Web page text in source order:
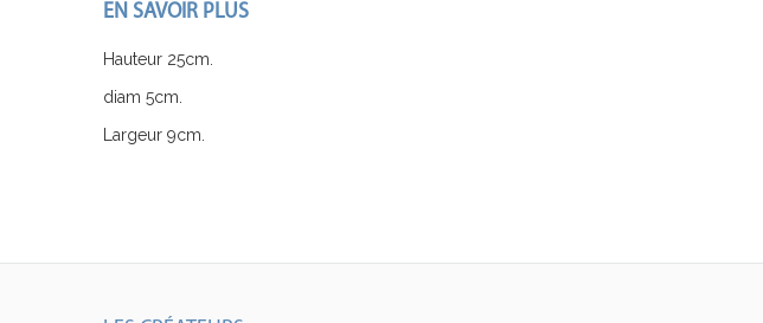
EN SAVOIR PLUS
Hauteur 25cm.
diam 5cm.
Largeur 9cm.